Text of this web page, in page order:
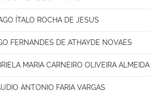
ÍTALO ROCHA DE JESUS
FERNANDES DE ATHAYDE NOVAES
MARIA CARNEIRO OLIVEIRA ALMEIDA
ANTONIO FARIA VARGAS